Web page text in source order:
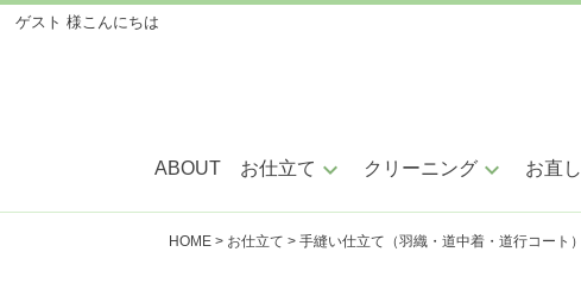
ゲスト 様こんにちは
ABOUT お仕立て keyboard_arrow_down クリーニング keyboard_arrow_down お直し
HOME お仕立て 手縫い仕立て（羽織・道中着・道行コート）